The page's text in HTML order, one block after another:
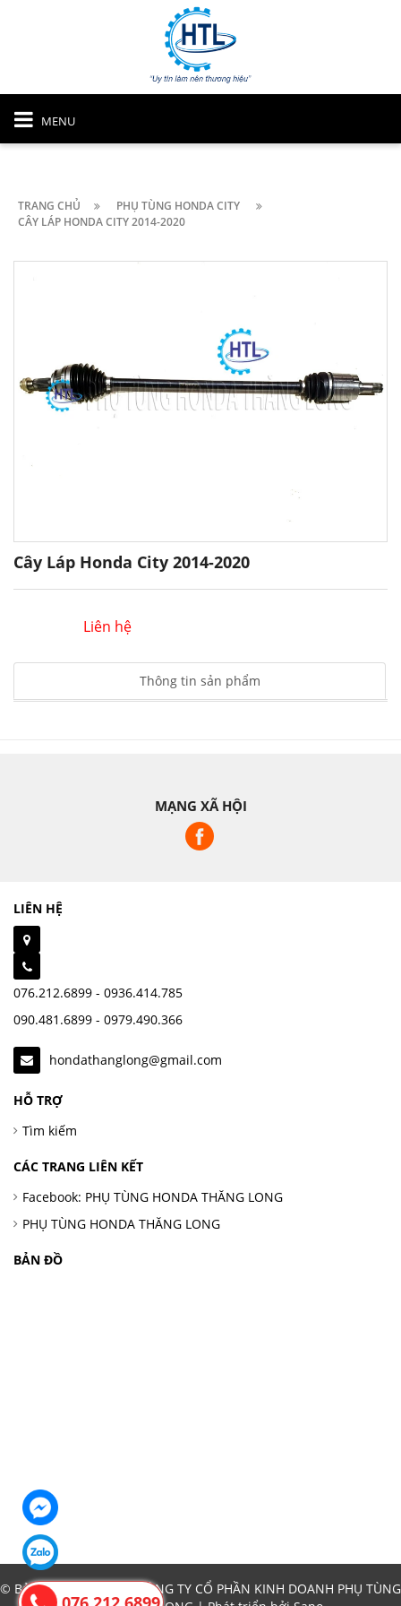
MENU
TRANG CHỦ
PHỤ TÙNG HONDA CITY
CÂY LÁP HONDA CITY 2014-2020
Cây Láp Honda City 2014-2020
Liên hệ
Thông tin sản phẩm
MẠNG XÃ HỘI
LIÊN HỆ
076.212.6899 - 0936.414.785
090.481.6899 - 0979.490.366
hondathanglong@gmail.com
HỖ TRỢ
Tìm kiếm
CÁC TRANG LIÊN KẾT
Facebook: PHỤ TÙNG HONDA THĂNG LONG
PHỤ TÙNG HONDA THĂNG LONG
BẢN ĐỒ
© Bản quyền thuộc về CÔNG TY CỔ PHẦN KINH DOANH PHỤ TÙNG